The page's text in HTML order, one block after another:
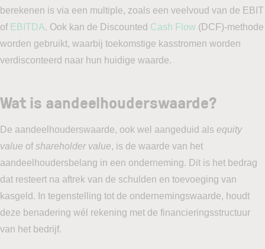
berekenen is via een multiple, zoals een veelvoud van de EBIT
of EBITDA. Ook kan de Discounted Cash Flow (DCF)-methode
worden gebruikt, waarbij toekomstige kasstromen worden
verdisconteerd naar hun huidige waarde.
Wat is aandeelhouderswaarde?
De aandeelhouderswaarde, ook wel aangeduid als equity
value ofshareholder value, is de waarde van het
aandeelhoudersbelang in een onderneming. Dit is het bedrag
dat resteert na aftrek van de schulden en toevoeging van
kasgeld. In tegenstelling tot de ondernemingswaarde, houdt
deze benadering wél rekening met de financieringsstructuur
van het bedrijf.